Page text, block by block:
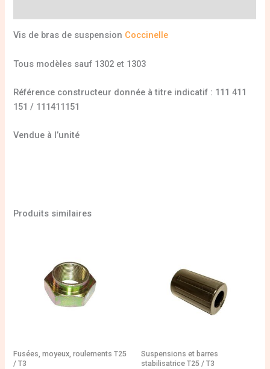
Vis de bras de suspension Coccinelle
Tous modèles sauf 1302 et 1303
Référence constructeur donnée à titre indicatif : 111 411
151 / 111411151
Vendue à l’unité
Produits similaires
Fusées, moyeux, roulements T25
/ T3
Suspensions et barres
stabilisatrice T25 / T3